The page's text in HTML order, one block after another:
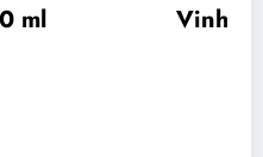
ml Vinho